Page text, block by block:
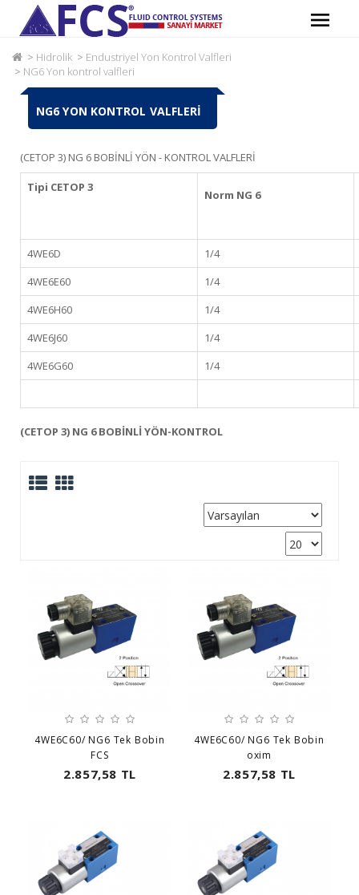
Hidrolik
Endustriyel Yon Kontrol Valfleri
NG6 Yon kontrol valfleri
NG6 YON KONTROL VALFLERI
(CETOP 3) NG 6 BOBİNLİ YÖN - KONTROL VALFLERİ
Tipi CETOP 3
Norm NG 6
4WE6D
1/4
4WE6E60
1/4
4WE6H60
1/4
4WE6J60
1/4
4WE6G60
1/4
(CETOP 3) NG 6 BOBİNLİ YÖN-KONTROL
4WE6C60/ NG6 Tek Bobin
FCS
2.857,58 TL
4WE6C60/ NG6 Tek Bobin
oxim
2.857,58 TL